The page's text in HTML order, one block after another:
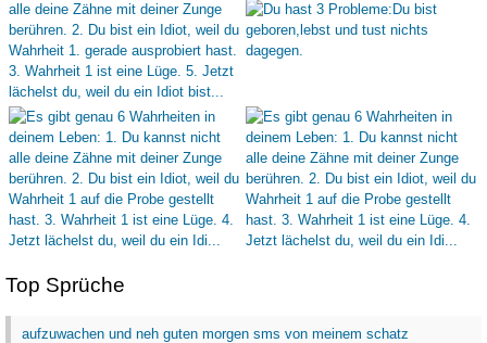
Top Sprüche
aufzuwachen und neh guten morgen sms von meinem schatz